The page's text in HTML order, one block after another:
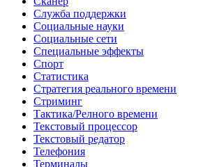
Служба поддержки
Социальные науки
Социальные сети
Специальные эффекты
Спорт
Статистика
Стратегия реального времени
Стриминг
Тактика/Релного времени
Текстовый процессор
Текстовый редатор
Телефония
Терминалы